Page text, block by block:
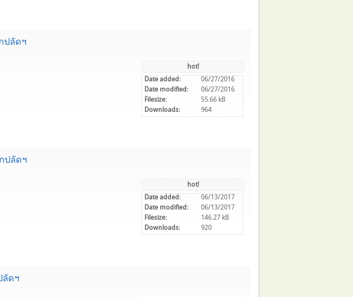
ปลัดฯ
hot!
Date added:
06/27/2016
Date modified:
06/27/2016
Filesize:
55.66 kB
Downloads:
964
ปลัดฯ
hot!
Date added:
06/13/2017
Date modified:
06/13/2017
Filesize:
146.27 kB
Downloads:
920
ลัดฯ